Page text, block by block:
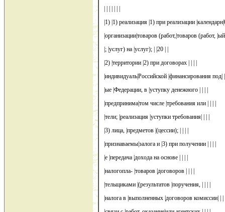
|1) |1) реализация |1) при реализации
|организации|товаров (работ,|товаров (работ,
|; |услуг) на |услуг); | |20 | |
|2) |территории |2) при договорах | | | |
|индивидуаль|Российской |финансирования под|
|ые |Федерации, в |уступку денежного | | | |
|предпринима|том числе |требования или | | | |
|тели; |реализация |уступки требования| | | |
|3) лица, |предметов |(цессии); | | | |
|признаваемы|залога и |3) при получении | | | |
|е |передача |дохода на основе | | | |
|налогопла- |товаров |договоров | | | |
|тельщиками |(результатов |поручения, | | | |
|налога в |выполненных |договоров комиссии| | |